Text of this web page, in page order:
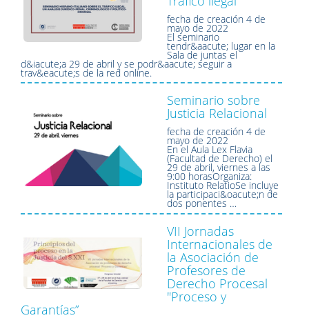
fecha de creación 4 de
mayo de 2022
El seminario
tendr&aacute; lugar en la
Sala de juntas el
d&iacute;a 29 de abril y se podr&aacute; seguir a
trav&eacute;s de la red online.
Seminario sobre
Justicia Relacional
fecha de creación 4 de
mayo de 2022
En el Aula Lex Flavia
(Facultad de Derecho) el
29 de abril, viernes a las
9:00 horasOrganiza:
Instituto RelatioSe incluye
la participaci&oacute;n de
dos ponentes …
VII Jornadas
Internacionales de
la Asociación de
Profesores de
Derecho Procesal
"Proceso y
Garantías”